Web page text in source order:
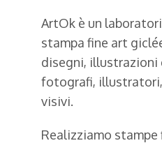
ArtOk è un
stampa fine art
disegni, illustrazioni
fotografi,
visivi.
Realizziamo stampe